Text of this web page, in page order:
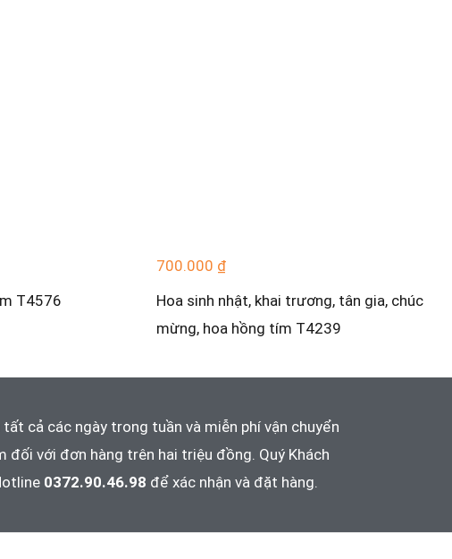
T4576
700.000 ₫
Hoa sinh nhật, khai trương, tân gia, chúc
mừng, hoa hồng tím T4239
tất cả các ngày trong tuần và miễn phí vận chuyển
đối với đơn hàng trên hai triệu đồng. Quý Khách
0372.90.46.98 để xác nhận và đặt hàng.